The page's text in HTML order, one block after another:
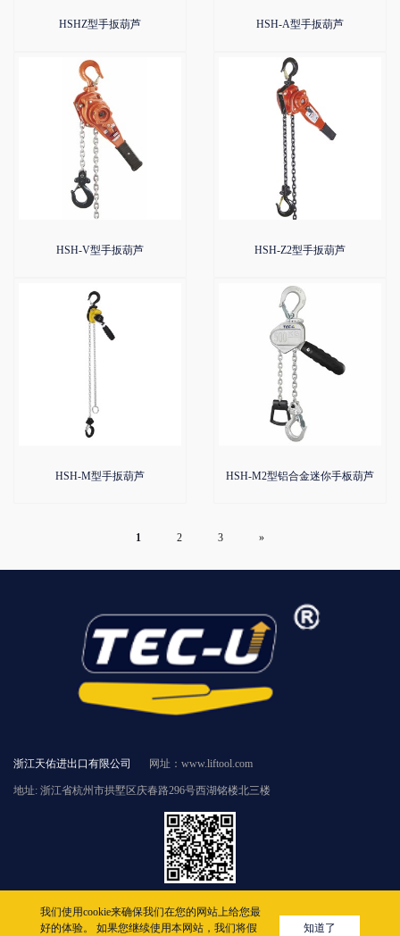
HSHZ型手扳葫芦 HSH-A型手扳葫芦
HSH-V型手扳葫芦 HSH-Z2型手扳葫芦
HSH-M型手扳葫芦 HSH-M2型铝合金迷你手板葫芦
1 2 3 »
浙江天佑进出口有限公司 网址：www.liftool.com
地址: 浙江省杭州市拱墅区庆春路296号西湖铭楼北三楼
版权所有 © 2005-2022
我们使用cookie来确保我们在您的网站上给您最
好的体验。 如果您继续使用本网站，我们将假
知道了